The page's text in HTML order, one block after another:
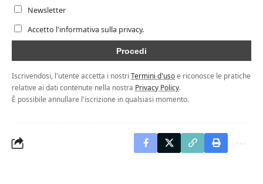
Newsletter
Accetto l'informativa sulla privacy.
Iscrivendosi, l'utente accetta i nostri Termini d'usoe riconosce le pratiche
relative ai dati contenute nella nostra Privacy Policy.
È possibile annullare l'iscrizione in qualsiasi momento.